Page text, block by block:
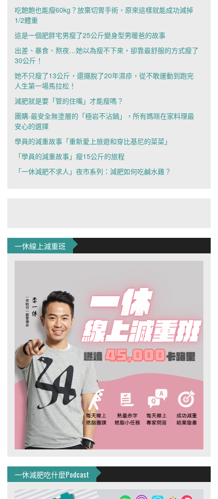
吃飽飽也能瘦60kg？放棄切胃手術，原來這樣就能成功減掉
1/2體重
這是一個肥胖宅男瘦了25公斤變身型男暖爸的故事
出差、暴食、熬夜…她以為瘦不下來，卻靠最舒服的方式瘦了
30公斤！
她不只瘦了13公斤，還擺脫了20年濕疹，從不敢運動到跑完
人生第一場馬拉松！
減肥就是要「管的住嘴」才能瘦嗎？
團購-最安全無塗層的「極岩不沾鍋」，所有媽咪在家料理最
安心的選擇
學員的減重故事「重新愛上旅遊和穿比基尼的菜菜」
「學員的減重故事」瘦15公斤的旅程
「一休減肥不求人」夜市系列：減肥如何吃鹹水雞？
一休線上減重班
一休減肥吃什麼Podcast